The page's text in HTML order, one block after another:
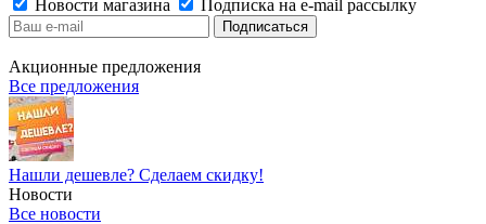
Новости магазина
Подписка на e-mail рассылку
Акционные предложения
Все предложения
Нашли дешевле? Сделаем скидку!
Новости
Все новости